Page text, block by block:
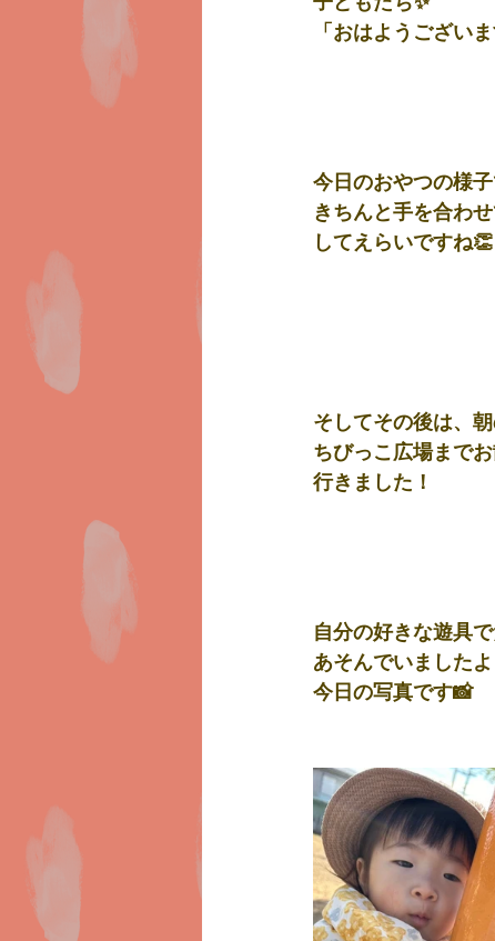
「おはようござい
今日のおやつの様
きちんと手を合わ
してえらいですね👏
そしてその後は、朝
ちびっこ広場まで
行きました！
自分の好きな遊具
あそんでいましたよ
今日の写真です📸